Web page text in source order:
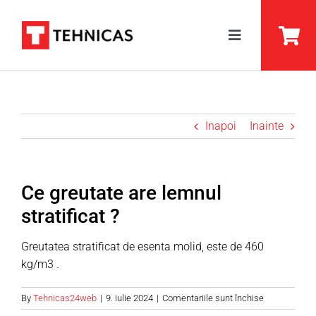
content
Toggle
BSH Lemn Stratificat
Despre Noi
Servicii
Ghid
Inapoi Inainte
Ce greutate are lemnul
stratificat ?
Greutatea stratificat de esenta molid, este de 460
kg/m3 .
By Tehnicas24web | 9. iulie 2024 | Comentariile sunt închisepentru
Ce